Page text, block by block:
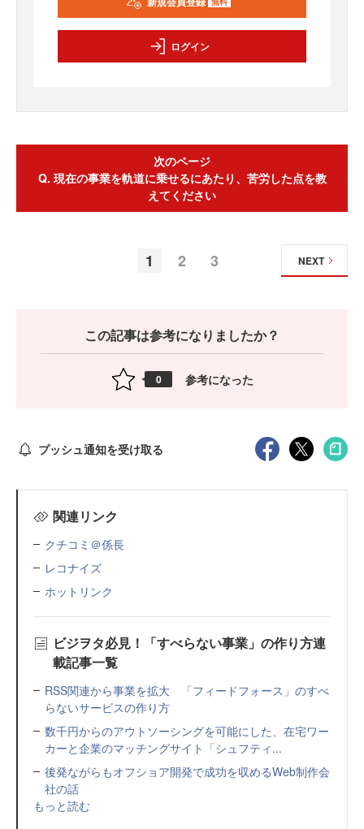
ログイン
次のページ
Q. 現在の事業を軌道に乗せるにあたり、苦労した点を教
えてください
1 2 3 NEXT
この記事は参考になりましたか？
0 参考になった
プッシュ通知を受け取る
関連リンク
クチコミ＠係長
レコナイズ
ホットリンク
ビジヲタ必見！「すべらない事業」の作り方連
載記事一覧
RSS関連から事業を拡大 「フィードフォース」のすべ
らないサービスの作り方
数千円からのアウトソーシングを可能にした、在宅ワー
カーと企業のマッチングサイト「シュフティ...
後発ながらもオフショア開発で成功を収めるWeb制作会
社の話
もっと読む